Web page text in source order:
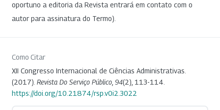
oportuno a editoria da Revista entrará em contato com o
autor para assinatura do Termo).
Como Citar
XII Congresso Internacional de Ciências Administrativas.
(2017). Revista Do Serviço Público 94(2), 113-114.
https://doi.org/10.21874/rsp.v0i2.3022